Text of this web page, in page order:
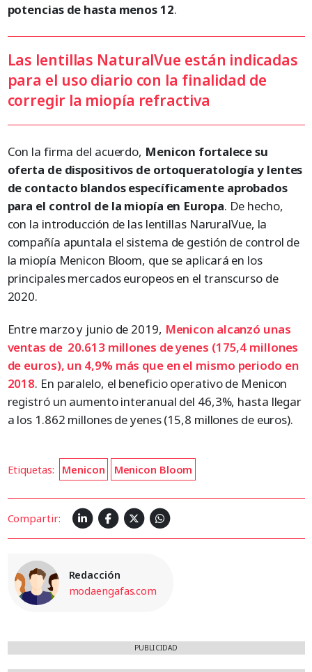
potencias de hasta menos 12.
Las lentillas NaturalVue están indicadas
para el uso diario con la finalidad de
corregir la miopía refractiva
Con la firma del acuerdo, Menicon fortalece su
oferta de dispositivos de ortoqueratología y lentes
de contacto blandos específicamente aprobados
para el control de la miopía en Europa. De hecho,
con la introducción de las lentillas NaruralVue, la
compañía apuntala el sistema de gestión de control de
la miopía Menicon Bloom, que se aplicará en los
principales mercados europeos en el transcurso de
2020.
Entre marzo y junio de 2019, Menicon alcanzó unas
ventas de 20.613 millones de yenes (175,4 millones
de euros), un 4,9% más que en el mismo periodo en
2018. En paralelo, el beneficio operativo de Menicon
registró un aumento interanual del 46,3%, hasta llegar
a los 1.862 millones de yenes (15,8 millones de euros).
Etiquetas: Menicon Menicon Bloom
Compartir:
Redacción
modaengafas.com
PUBLICIDAD